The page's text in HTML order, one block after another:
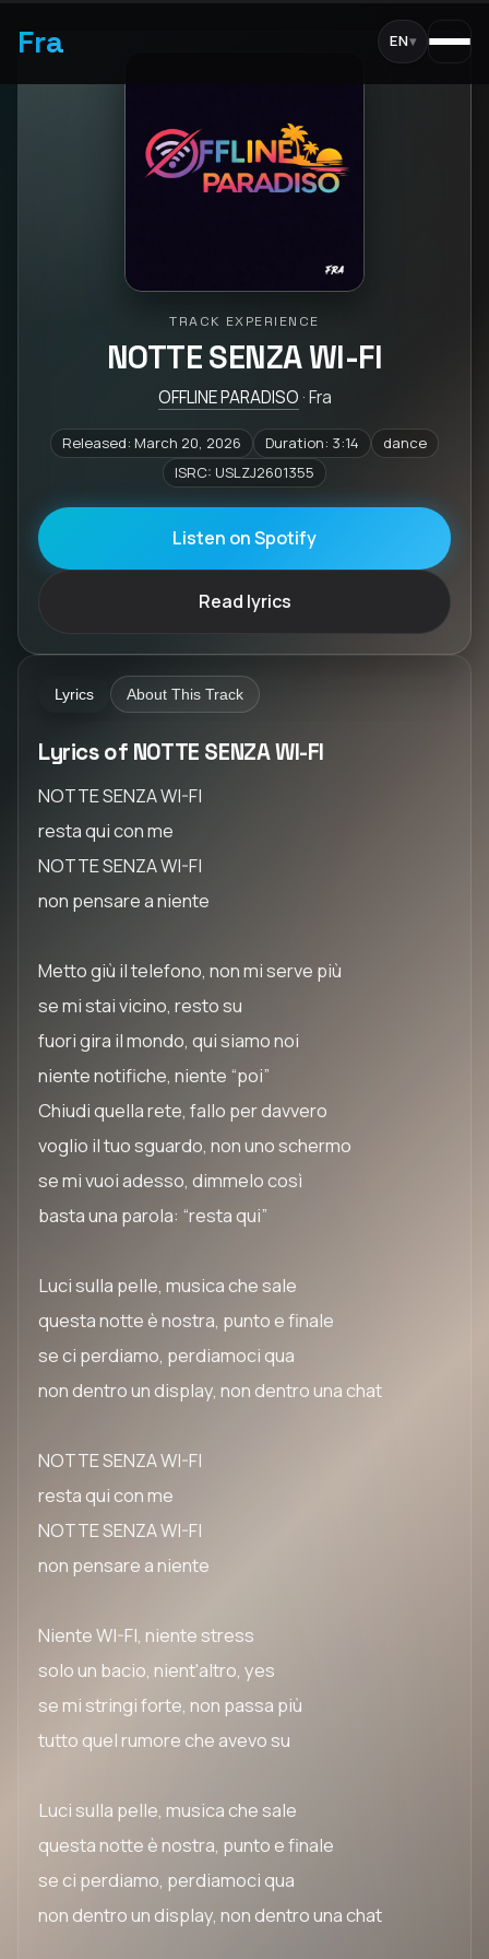
Fra EN▾
TRACK EXPERIENCE
NOTTE SENZA WI-FI
OFFLINE PARADISO · Fra
Released: March 20, 2026 Duration: 3:14
dance
ISRC: USLZJ2601355
Listen on Spotify
Read lyrics
Lyrics About This Track
Lyrics of NOTTE SENZA WI-FI
NOTTE SENZA WI-FI
resta qui con me
NOTTE SENZA WI-FI
non pensare a niente
Metto giù il telefono, non mi serve più
se mi stai vicino, resto su
fuori gira il mondo, qui siamo noi
niente notifiche, niente “poi”
Chiudi quella rete, fallo per davvero
voglio il tuo sguardo, non uno schermo
se mi vuoi adesso, dimmelo così
basta una parola: “resta qui”
Luci sulla pelle, musica che sale
questa notte è nostra, punto e finale
se ci perdiamo, perdiamoci qua
non dentro un display, non dentro una chat
NOTTE SENZA WI-FI
resta qui con me
NOTTE SENZA WI-FI
non pensare a niente
Niente WI-FI, niente stress
solo un bacio, nient'altro, yes
se mi stringi forte, non passa più
tutto quel rumore che avevo su
Luci sulla pelle, musica che sale
questa notte è nostra, punto e finale
se ci perdiamo, perdiamoci qua
non dentro un display, non dentro una chat